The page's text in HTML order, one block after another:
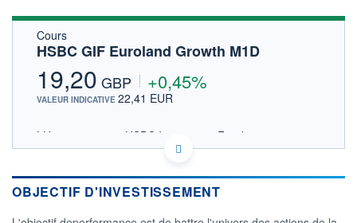
Cours
HSBC GIF Euroland Growth M1D
19,20 GBP +0,45%
VALEUR INDICATIVE 22,41 EUR
LU0213957060 - HSBC Investment Funds
(Luxembourg) S.A.
Consulter le prospectus / DIC
20
OBJECTIF D'INVESTISSEMENT